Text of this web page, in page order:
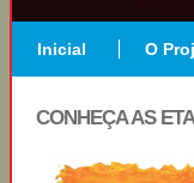
Inicial O
CONHEÇA AS